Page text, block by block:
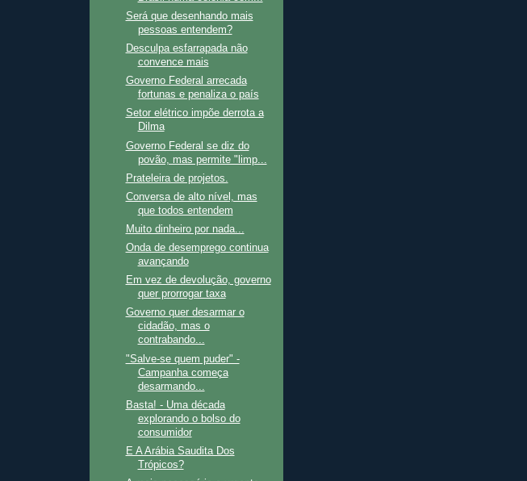
Será que desenhando mais
pessoas entendem?
Desculpa esfarrapada não
convence mais
Governo Federal arrecada
fortunas e penaliza o país
Setor elétrico impõe derrota a
Dilma
Governo Federal se diz do
povão, mas permite "limp...
Prateleira de projetos.
Conversa de alto nível, mas
que todos entendem
Muito dinheiro por nada...
Onda de desemprego continua
avançando
Em vez de devolução, governo
quer prorrogar taxa
Governo quer desarmar o
cidadão, mas o
contrabando...
"Salve-se quem puder" -
Campanha começa
desarmando...
Basta! - Uma década
explorando o bolso do
consumidor
E A Arábia Saudita Dos
Trópicos?